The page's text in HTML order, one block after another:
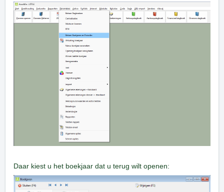
Daar kiest u het boekjaar dat u terug wilt openen: